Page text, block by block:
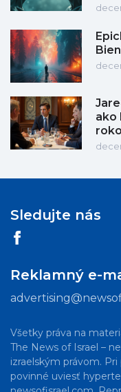
ako
Sledujte nás
Reklamný e-
Všetky práva na
The News of Israel –
izraelským právom.
povinné uviesť